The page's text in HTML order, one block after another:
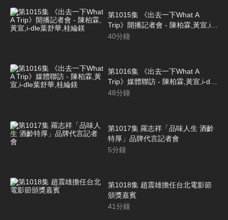
第1015集 《出去一下What A
Trip》開播記者會 - 陳柏霖,黃宣,i-
dle葉舒華,桂綸鎂
40分鐘
第1016集 《出去一下What A
Trip》媒體聯訪 - 陳柏霖,黃宣,i-dle
葉舒華,桂綸鎂
48分鐘
第1017集 羅志祥「品味人生 酒齡
特厚」品牌代言記者會
5分鐘
第1018集 趙震雄擔任台北電影節
頒獎嘉賓
41分鐘